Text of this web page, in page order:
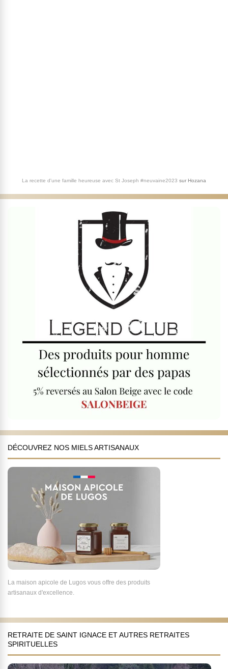
La recette d'une famille heureuse avec St Joseph #neuvaine2023 sur Hozana
DÉCOUVREZ NOS MIELS ARTISANAUX
La maison apicole de Lugos vous offre des produits
artisanaux d'excellence.
RETRAITE DE SAINT IGNACE ET AUTRES RETRAITES
SPIRITUELLES